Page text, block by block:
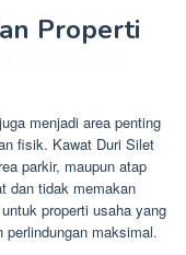
Properti
menjadi area penting
fisik. Kawat Duri Silet
parkir, maupun atap
dan tidak memakan
properti usaha yang
maksimal.